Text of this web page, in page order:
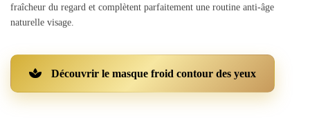
fraîcheur du regard et complètent parfaitement une routine anti-âge
naturelle visage.
Découvrir le masque froid contour des yeux